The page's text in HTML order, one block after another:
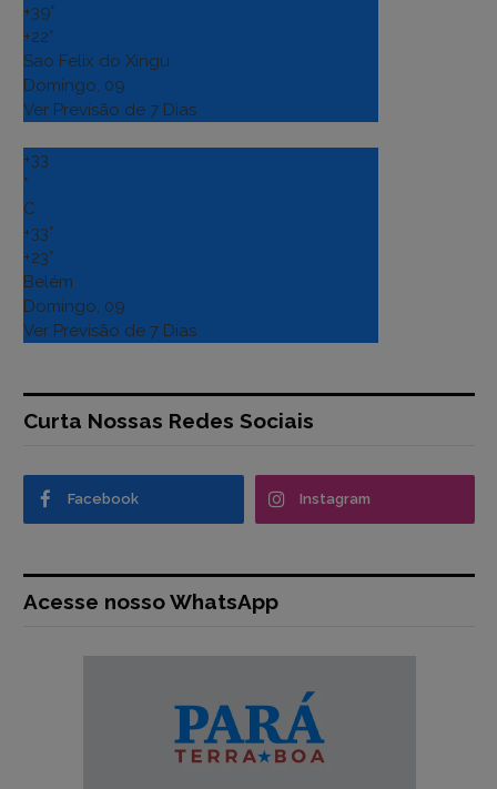
+39°
+22°
Sao Felix do Xingu
Domingo, 09
Ver Previsão de 7 Dias
+33
°
C
+33°
+23°
Belém
Domingo, 09
Ver Previsão de 7 Dias
Curta Nossas Redes Sociais
Facebook Instagram
Acesse nosso WhatsApp